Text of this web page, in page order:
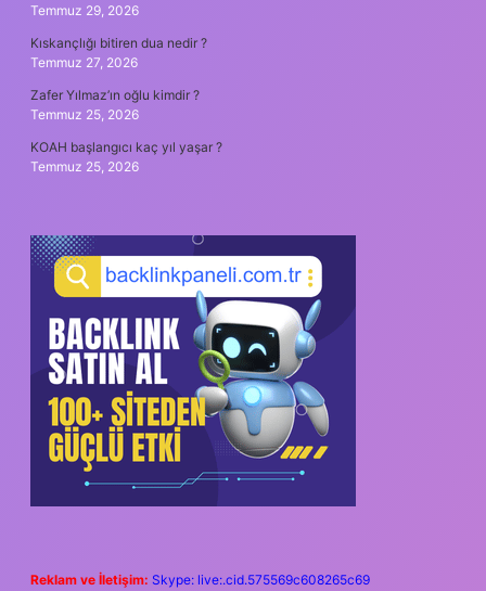
Temmuz 29, 2026
Kıskançlığı bitiren dua nedir ?
Temmuz 27, 2026
Zafer Yılmaz’ın oğlu kimdir ?
Temmuz 25, 2026
KOAH başlangıcı kaç yıl yaşar ?
Temmuz 25, 2026
Reklam ve İletişim: Skype: live:.cid.575569c608265c69